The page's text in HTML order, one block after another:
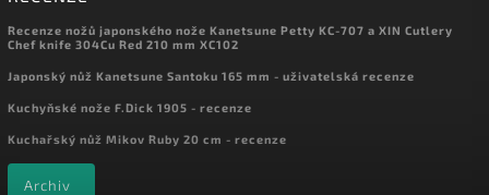
Recenze nožů japonského nože Kanetsune Petty KC-707 a XIN Cutlery
Chef knife 304Cu Red 210 mm XC102
Japonský nůž Kanetsune Santoku 165 mm - uživatelská recenze
Kuchyňské nože F.Dick 1905 - recenze
Kuchařský nůž Mikov Ruby 20 cm - recenze
Archiv